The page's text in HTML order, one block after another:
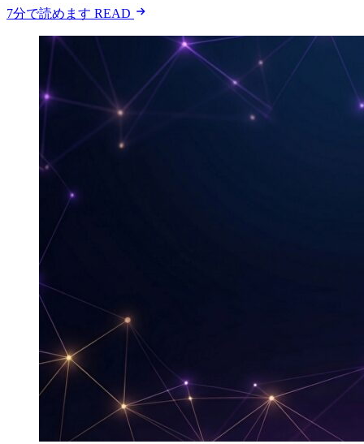
7分で読めます READ